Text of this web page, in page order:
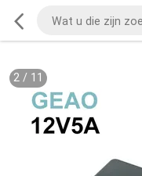
2/ 11